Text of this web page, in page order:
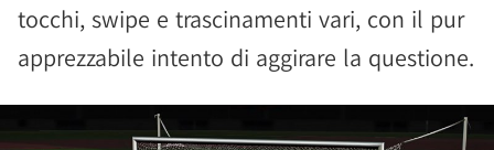
tocchi, swipe e trascinamenti vari, con il pur
apprezzabile intento di aggirare la questione.